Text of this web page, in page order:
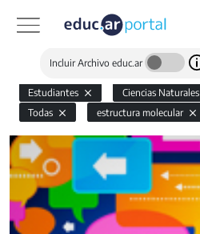
Incluir Archivo educ.ar
Estudiantes Ciencias Naturales
Todas
estructura molecular